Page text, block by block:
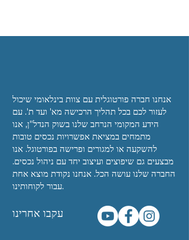
אנחנו חברה פורטוגלית עם צוות בינלאומי שיכול
לעזור לכם בכל תהליך הרכישה מא' ועד ת'. עם
הידע המקומי הנרחב שלנו בשוק הנדל"ן, אנו
מתמחים במציאת אפשרויות נכסים טובות
להשקעה או למגורים ופרישה בפורטוגל. אנו
מבצעים גם שיפוצים ועיצוב יחד עם ניהול נכסים.
החברה שלנו עושה הכל. אנחנו נקודת מוצא אחת
עבור לקוחותינו.
עקבו אחרינו